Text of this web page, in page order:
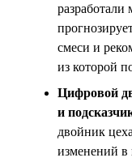
разработали
смеси и
из которой
Цифровой
и
двойник
изменений в